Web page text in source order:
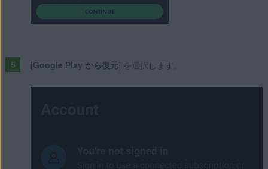
[Google Play から復元] を選択します。